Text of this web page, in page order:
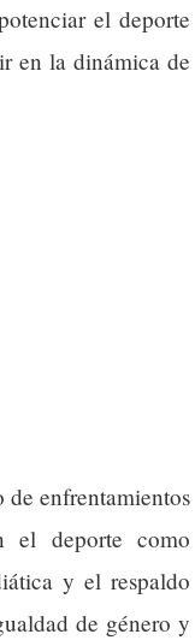
el deporte
en la dinámica de
enfrentamientos
el deporte como
y el respaldo
de género y